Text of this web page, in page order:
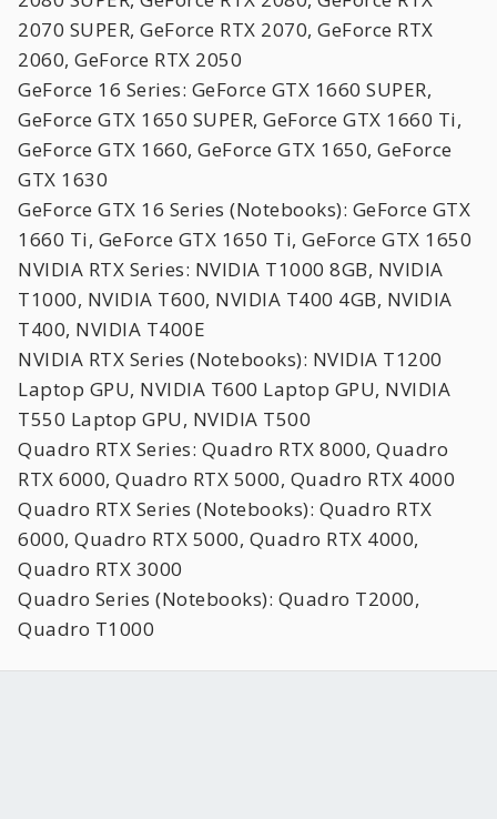
2070 SUPER, GeForce RTX 2070, GeForce RTX
2060, GeForce RTX 2050
GeForce 16 Series: GeForce GTX 1660 SUPER,
GeForce GTX 1650 SUPER, GeForce GTX 1660 Ti,
GeForce GTX 1660, GeForce GTX 1650, GeForce
GTX 1630
GeForce GTX 16 Series (Notebooks): GeForce GTX
1660 Ti, GeForce GTX 1650 Ti, GeForce GTX 1650
NVIDIA RTX Series: NVIDIA T1000 8GB, NVIDIA
T1000, NVIDIA T600, NVIDIA T400 4GB, NVIDIA
T400, NVIDIA T400E
NVIDIA RTX Series (Notebooks): NVIDIA T1200
Laptop GPU, NVIDIA T600 Laptop GPU, NVIDIA
T550 Laptop GPU, NVIDIA T500
Quadro RTX Series: Quadro RTX 8000, Quadro
RTX 6000, Quadro RTX 5000, Quadro RTX 4000
Quadro RTX Series (Notebooks): Quadro RTX
6000, Quadro RTX 5000, Quadro RTX 4000,
Quadro RTX 3000
Quadro Series (Notebooks): Quadro T2000,
Quadro T1000